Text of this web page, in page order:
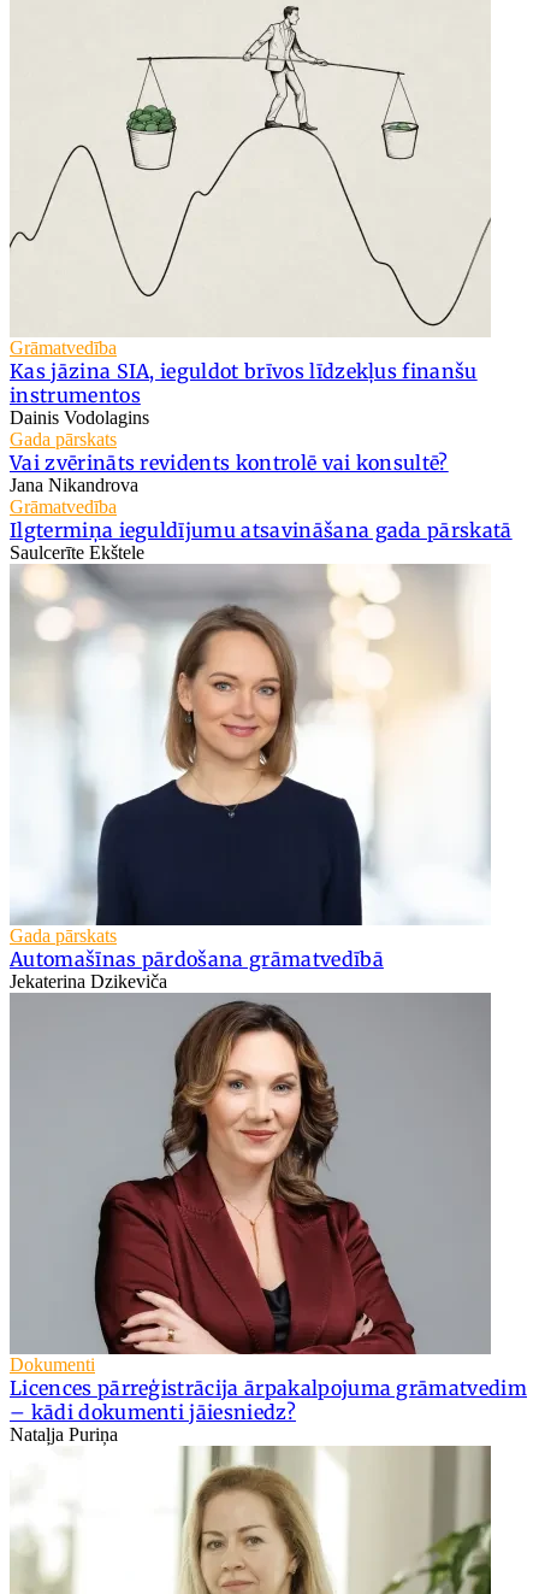
Grāmatvedība
Kas jāzina SIA, ieguldot brīvos līdzekļus finanšu
instrumentos
Dainis Vodolagins
Gada pārskats
Vai zvērināts revidents kontrolē vai konsultē?
Jana Nikandrova
Grāmatvedība
Ilgtermiņa ieguldījumu atsavināšana gada pārskatā
Saulcerīte Ekštele
Gada pārskats
Automašīnas pārdošana grāmatvedībā
Jekaterina Dzikeviča
Dokumenti
Licences pārreģistrācija ārpakalpojuma grāmatvedim
– kādi dokumenti jāiesniedz?
Nataļja Puriņa